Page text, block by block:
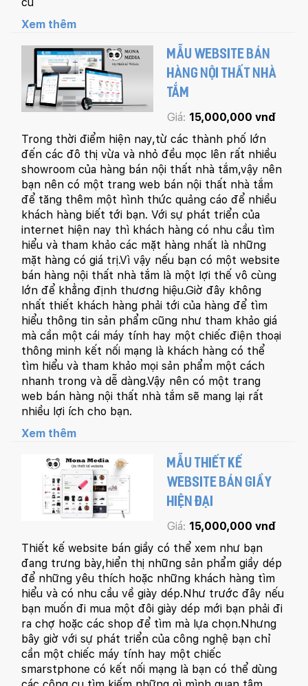
Xem thêm
MẪU WEBSITE BÁN
HÀNG NỘI THẤT NHÀ
TẮM
Giá: 15,000,000 vnđ
Trong thời điểm hiện nay,từ các thành phố lớn
đến các đô thị vừa và nhỏ đều mọc lên rất nhiều
showroom của hàng bán nội thất nhà tắm,vậy nên
bạn nên có một trang web bán nội thất nhà tắm
để tăng thêm một hình thức quảng cáo để nhiều
khách hàng biết tới bạn. Với sự phát triển của
internet hiện nay thì khách hàng có nhu cầu tìm
hiểu và tham khảo các mặt hàng nhất là những
mặt hàng có giá trị.Vì vậy nếu bạn có một website
bán hàng nội thất nhà tắm là một lợi thế vô cùng
lớn để khẳng định thương hiệu.Giờ đây không
nhất thiết khách hàng phải tới của hàng để tìm
hiểu thông tin sản phẩm cũng như tham khảo giá
mà cần một cái máy tính hay một chiếc điện thoại
thông minh kết nối mạng là khách hàng có thể
tìm hiểu và tham khảo mọi sản phẩm một cách
nhanh trong và dễ dàng.Vậy nên có một trang
web bán hàng nội thất nhà tắm sẽ mang lại rất
nhiều lợi ích cho bạn.
Xem thêm
MẪU THIẾT KẾ
WEBSITE BÁN GIẦY
HIỆN ĐẠI
Giá: 15,000,000 vnđ
Thiết kế website bán giầy có thể xem như bạn
đang trưng bày,hiển thị những sản phẩm giầy dép
để những yêu thích hoặc những khách hàng tìm
hiểu và có nhu cầu về giày dép.Như trước đây nếu
bạn muốn đi mua một đôi giày dép mới bạn phải đi
ra chợ hoặc các shop để tìm mà lựa chọn.Nhưng
bây giờ với sự phát triển của công nghệ bạn chỉ
cần một chiếc máy tính hay một chiếc
smarstphone có kết nối mạng là bạn có thể dùng